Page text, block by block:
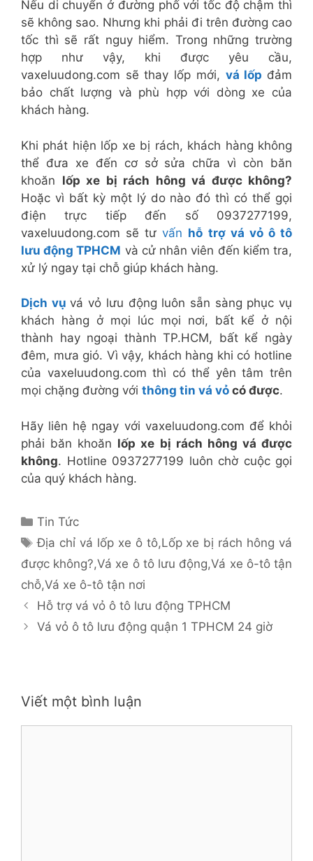
Nếu di chuyển ở đường phố với tốc độ chậm thì
sẽ không sao. Nhưng khi phải đi trên đường cao
tốc thì sẽ rất nguy hiểm. Trong những trường
hợp như vậy, khi được yêu cầu,
vaxeluudong.com sẽ thay lốp mới, vá lốp đảm
bảo chất lượng và phù hợp với dòng xe của
khách hàng.
Khi phát hiện lốp xe bị rách, khách hàng không
thể đưa xe đến cơ sở sửa chữa vì còn băn
khoăn lốp xe bị rách hông vá được không?
Hoặc vì bất kỳ một lý do nào đó thì có thể gọi
điện trực tiếp đến số 0937277199,
vaxeluudong.com sẽ tưvấn hỗ trợ vá vỏ ô tô
lưu động TPHCM và cử nhân viên đến kiểm tra,
xử lý ngay tại chỗ giúp khách hàng.
Dịch vụ vá vỏ lưu động luôn sẵn sàng phục vụ
khách hàng ở mọi lúc mọi nơi, bất kể ở nội
thành hay ngoại thành TP.HCM, bất kể ngày
đêm, mưa gió. Vì vậy, khách hàng khi có hotline
của vaxeluudong.com thì có thể yên tâm trên
mọi chặng đường với thông tin vá vỏ có được.
Hãy liên hệ ngay với vaxeluudong.com để khỏi
phải băn khoăn lốp xe bị rách hông vá được
không. Hotline 0937277199 luôn chờ cuộc gọi
của quý khách hàng.
Danh
mục
Tin Tức
Thẻ
Địa chỉ vá lốp xe ô tô,Lốp xe bị rách hông vá
được không?,Vá xe ô tô lưu động,Vá xe ô-tô tận
chỗ,Vá xe ô-tô tận nơi
Hỗ trợ vá vỏ ô tô lưu động TPHCM
Vá vỏ ô tô lưu động quận 1 TPHCM 24 giờ
Viết một bình luận